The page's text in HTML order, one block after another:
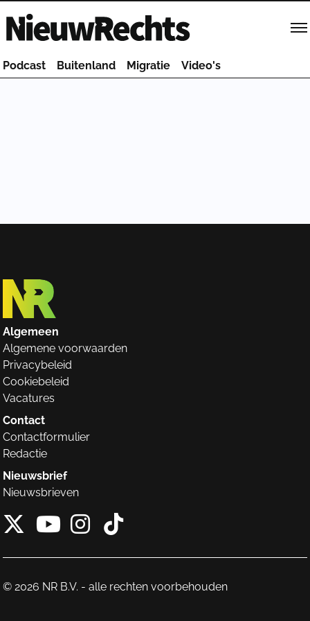
Homepage van NieuwRechts
Podcast Buitenland Migratie Video's
Algemeen
Algemene voorwaarden
Privacybeleid
Cookiebeleid
Vacatures
Contact
Contactformulier
Redactie
Nieuwsbrief
Nieuwsbrieven
X van NieuwRechts
Instagram van
Tiktok van
© 2026 NR B.V. - alle rechten voorbehouden